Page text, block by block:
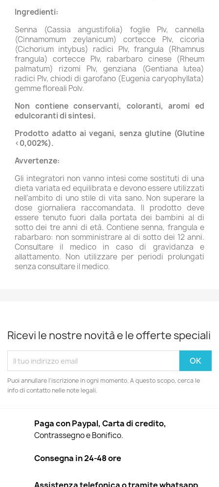
Ingredienti:
Senna (Cassia angustifolia) foglie Plv, cannella
(Cinnamomum zeylanicum) cortecce Plv, cicoria
(Cichorium intybus) radici Plv, frangula (Rhamnus
frangula) cortecce Plv, rabarbaro cinese (Rheum
palmatum) rizomi Plv, genziana (Gentiana lutea)
radici Plv, chiodi di garofano (Eugenia caryophyllata)
gemme floreali Polv.
Non contiene conservanti, coloranti, aromi ed
edulcoranti di sintesi.
Prodotto adatto ai vegani, senza glutine (Glutine
<0,002%).
Avvertenze:
Gli integratori non vanno intesi come sostituti di una
dieta variata ed equilibrata e devono essere utilizzati
nell’ambito di uno stile di vita sano. Non superare la
dose giornaliera raccomandata. Il prodotto deve
essere tenuto fuori dalla portata dei bambini al di
sotto dei tre anni di età. Contiene senna, frangula e
rabarbaro: non somministrare al di sotto dei 12 anni.
Consultare il medico in caso di gravidanza e
allattamento. Non utilizzare per periodi prolungati
senza consultare il medico.
Ricevi le nostre novità e le offerte speciali
Puoi annullare l'iscrizione in ogni momento. A questo scopo, cerca le
info di contatto nelle note legali.
Paga con Paypal, Carta di credito,
Contrassegno e Bonifico.
Consegna in 24-48 ore